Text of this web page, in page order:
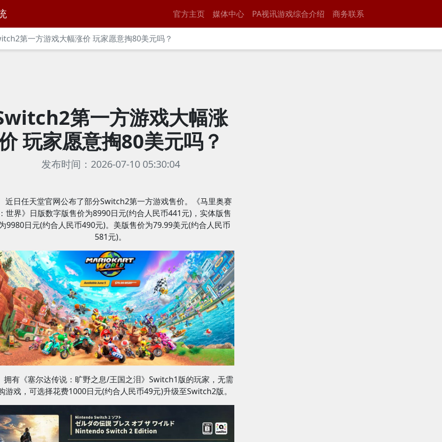
官方主页 媒体中心 PA视讯游戏综合介绍 商务联系
第一方游戏大幅涨价 玩家愿意掏80美元吗？
第一方游戏大幅涨
玩家愿意掏80美元吗？
发布时间：2026-07-10 05:30:04
近日任天堂官网公布了部分Switch2第一方游戏售价。《马里奥赛
世界》日版数字版售价为8990日元(约合人民币441元)，实体版售
9980日元(约合人民币490元)。美版售价为79.99美元(约合人民币
581元)。
拥有《塞尔达传说：旷野之息/王国之泪》Switch1版的玩家，无需
游戏，可选择花费1000日元(约合人民币49元)升级至Switch2版。